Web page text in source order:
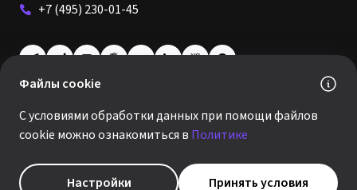
+7 (495) 230-01-45
© 2026 · КОРУС КОНСАЛТИНГ
Политика обработки персональных данных
reCAPTCHA —Конфиденциальность иУсловия использования
Настройки куки
Файлы cookie
С условиями обработки данных при помощи файлов
cookie можно ознакомиться в Политике
Настройки Принять условия